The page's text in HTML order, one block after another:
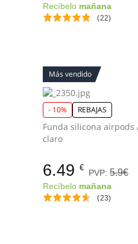
Recíbelo mañana
(22)
Más vendido
- 10% REBAJAS
Funda silicona airpods Amarillo
claro
6.49 €
PVP:5.9€
Recíbelo mañana
(23)